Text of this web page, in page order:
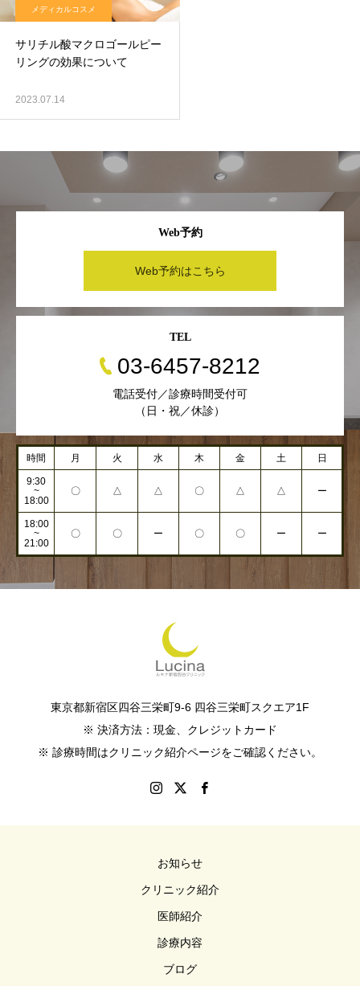
メディカルコスメ
サリチル酸マクロゴールピー
リングの効果について
2023.07.14
Web予約
Web予約はこちら
TEL
03-6457-8212
電話受付／診療時間受付可
（日・祝／休診）
時間 月 火 水 木 金 土 日
9:30
~
18:00
〇 △ △ 〇 △ △ ー
18:00
~
21:00
〇 〇 ー 〇 〇 ー ー
東京都新宿区四谷三栄町9-6 四谷三栄町スクエア1F
※ 決済方法：現金、クレジットカード
※ 診療時間はクリニック紹介ページをご確認ください。
お知らせ
クリニック紹介
医師紹介
診療内容
ブログ